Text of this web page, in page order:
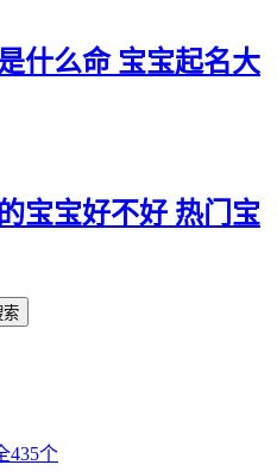
什么命 宝宝起名大
宝宝好不好 热门宝
索
435个